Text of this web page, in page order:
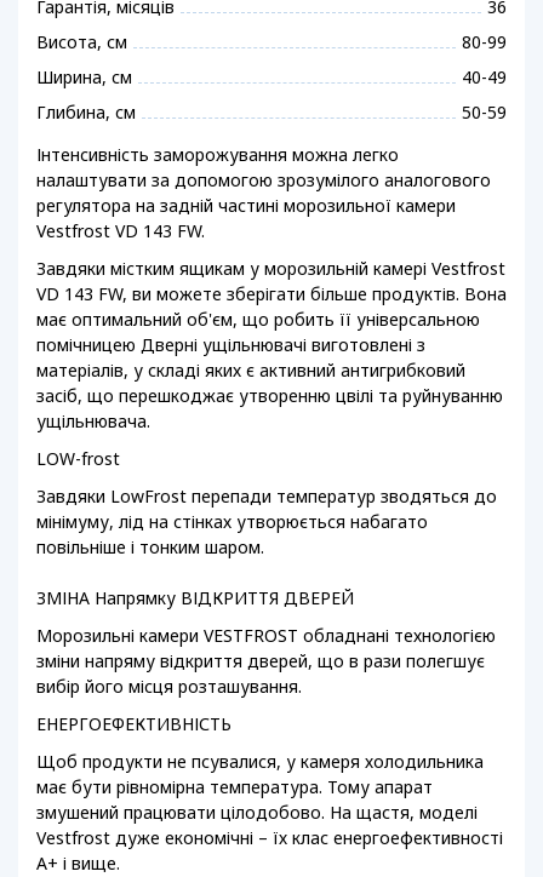
Гарантія, місяців
36
Висота, см
80-99
Ширина, см
40-49
Глибина, см
50-59
Інтенсивність заморожування можна легко
налаштувати за допомогою зрозумілого аналогового
регулятора на задній частині морозильної камери
Vestfrost VD 143 FW.
Завдяки містким ящикам у морозильній камері Vestfrost
VD 143 FW, ви можете зберігати більше продуктів. Вона
має оптимальний об'єм, що робить її універсальною
помічницею Дверні ущільнювачі виготовлені з
матеріалів, у складі яких є активний антигрибковий
засіб, що перешкоджає утворенню цвілі та руйнуванню
ущільнювача.
LOW-frost
Завдяки LowFrost перепади температур зводяться до
мінімуму, лід на стінках утворюється набагато
повільніше і тонким шаром.
ЗМІНА Напрямку ВІДКРИТТЯ ДВЕРЕЙ
Морозильні камери VESTFROST обладнані технологією
зміни напряму відкриття дверей, що в рази полегшує
вибір його місця розташування.
ЕНЕРГОЕФЕКТИВНІСТЬ
Щоб продукти не псувалися, у камеря холодильника
має бути рівномірна температура. Тому апарат
змушений працювати цілодобово. На щастя, моделі
Vestfrost дуже економічні – їх клас енергоефективності
А+ і вище.